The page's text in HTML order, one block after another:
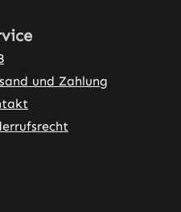
(externer Link)
und Zahlung